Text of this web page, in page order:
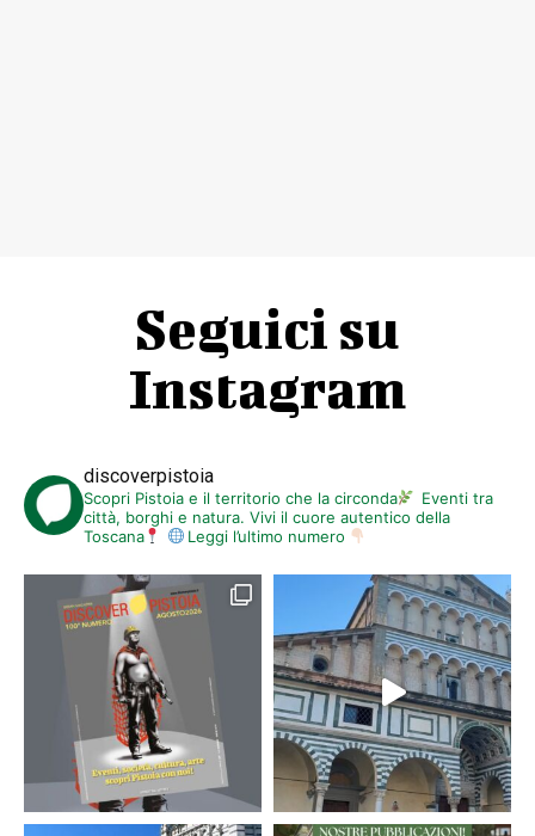
Seguici su
Instagram
discoverpistoia
Scopri Pistoia e il territorio che la circonda
Eventi tra
città, borghi e natura. Vivi il cuore autentico della
Toscana
Leggi l’ultimo numero